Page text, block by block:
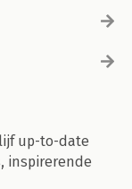
up-to-date
inspirerende